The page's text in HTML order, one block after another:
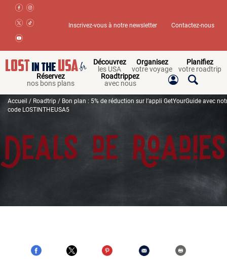
Inscrivez-vous à notre newsletter Contactez-nous
Découvrez
les USA
Organisez
votre voyage
Planifiez
votre roadtrip
Réservez
nos bons plans
Roadtrippez
avec nous
Accueil / Roadtrip / Bon plan : 5% de réduction sur l’appli GetYourGuide avec
code LOSTINTHEUSA5